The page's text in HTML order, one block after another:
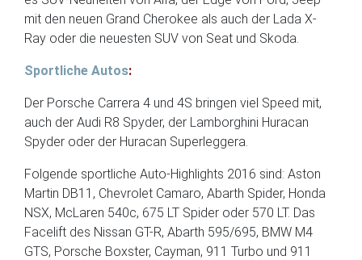
mit den neuen Grand Cherokee als auch der Lada X-
Ray oder die neuesten SUV von Seat und Skoda.
Sportliche Autos:
Der Porsche Carrera 4 und 4S bringen viel Speed mit,
auch der Audi R8 Spyder, der Lamborghini Huracan
Spyder oder der Huracan Superleggera.
Folgende sportliche Auto-Highlights 2016 sind: Aston
Martin DB11, Chevrolet Camaro, Abarth Spider, Honda
NSX, McLaren 540c, 675 LT Spider oder 570 LT. Das
Facelift des Nissan GT-R, Abarth 595/695, BMW M4
GTS, Porsche Boxster, Cayman, 911 Turbo und 911